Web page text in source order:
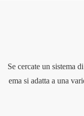
Se cercate un sistema
ema si adatta a una